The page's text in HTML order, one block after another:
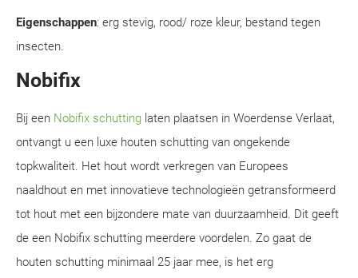
Eigenschappen: erg stevig, rood/ roze kleur, bestand tegen
insecten.
Nobifix
Bij een Nobifix schutting laten plaatsen in Woerdense Verlaat,
ontvangt u een luxe houten schutting van ongekende
topkwaliteit. Het hout wordt verkregen van Europees
naaldhout en met innovatieve technologieën getransformeerd
tot hout met een bijzondere mate van duurzaamheid. Dit geeft
de een Nobifix schutting meerdere voordelen. Zo gaat de
houten schutting minimaal 25 jaar mee, is het erg